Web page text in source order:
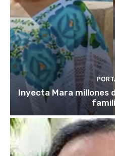
Inyecta Mara millones